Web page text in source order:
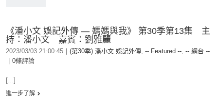
《潘小文 娛記外傳 — 媽媽與我》 第30季第13集 主
持：潘小文 嘉賓：劉雅麗
2023/03/03 21:00:45 (第30季) 潘小文 娛記外傳, -- Featured --, -- 網台 --
0條評論
[...]
進一步了解